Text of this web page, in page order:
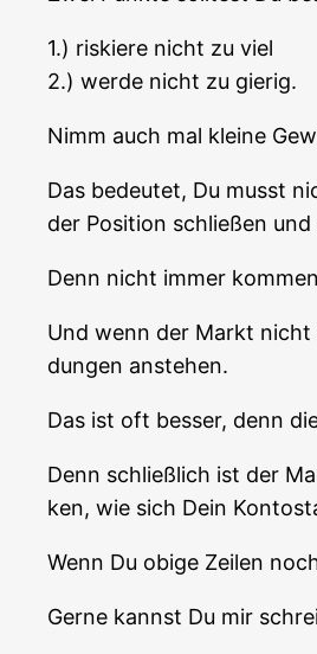
1.) ris­kie­re nicht zu viel
2.) wer­de nicht zu gierig.
Nimm auch mal klei­ne
Das bedeu­tet, Du musst
der Posi­ti­on schlie­ßen
Denn nicht immer
Und wenn der Markt
dun­gen anstehen.
Das ist oft bes­ser, denn
Denn schließ­lich ist der
ken, wie sich Dein
Wenn Du obi­ge Zei­len
Ger­ne kannst Du mir